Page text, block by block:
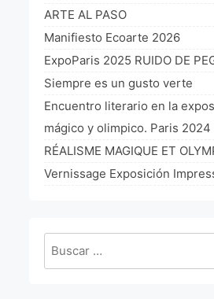
ARTE AL PASO
Manifiesto Ecoarte 2026
ExpoParis 2025 RUIDO DE
Siempre es un gusto verte
Encuentro literario en la
mágico y olimpico. Paris 2024
RÉALISME MAGIQUE ET
Vernissage Exposición
Buscar: